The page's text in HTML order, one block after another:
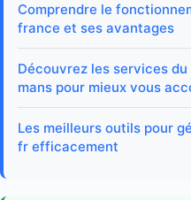
Comprendre le
france et ses avantages
Découvrez les services
mans pour mieux vous
Les meilleurs outils pour
fr efficacement